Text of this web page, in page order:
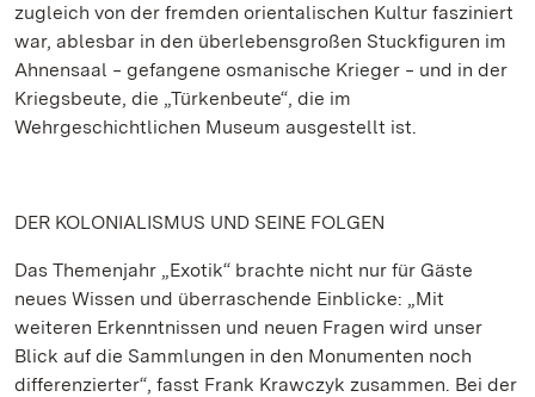
zugleich von der fremden orientalischen Kultur fasziniert
war, ablesbar in den überlebensgroßen Stuckfiguren im
Ahnensaal ‒ gefangene osmanische Krieger ‒ und in der
Kriegsbeute, die „Türkenbeute“, die im
Wehrgeschichtlichen Museum ausgestellt ist.
DER KOLONIALISMUS UND SEINE FOLGEN
Das Themenjahr „Exotik“ brachte nicht nur für Gäste
neues Wissen und überraschende Einblicke: „Mit
weiteren Erkenntnissen und neuen Fragen wird unser
Blick auf die Sammlungen in den Monumenten noch
differenzierter“, fasst Frank Krawczyk zusammen. Bei der